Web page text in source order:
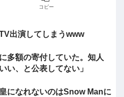
コピー
出演してしまうwww
多額の寄付していた。知人
い、と公表してない」
になれないのはSnow Manに